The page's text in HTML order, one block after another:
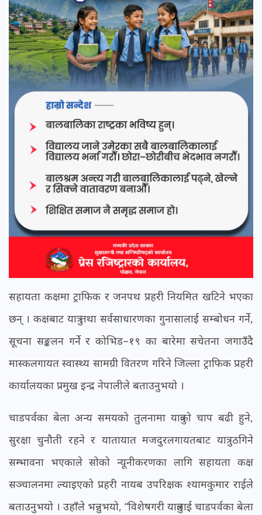
सहायता कक्षमा ट्राफिक र जनपथ प्रहरी नियमित खटिने भएका
छन् । कक्षबाट यात्रु तथा सर्वसाधारणका गुनासालाई सम्बोधन गर्ने,
सूचना सङ्कलन गर्ने र कोभिड–१९ का बारेमा सचेतना जगाउँदै
मास्कलगायत स्वास्थ्य सामग्री वितरण गरिने जिल्ला ट्राफिक प्रहरी
कार्यालयका प्रमुख इन्द्र नेपालीले बताउनुभयो ।
चाडपर्वका बेला अन्य समयको तुलनामा यात्रुको चाप बढी हुने,
सुरक्षा चुनौती रहने र यातायात मजदुरलगायतबाट यात्रु ठगिने
सम्भावना भएकाले सोको न्यूनीकरणका लागि सहायता कक्ष
सञ्चालनमा ल्याइएको प्रहरी नायब उपरिक्षक श्यामकुमार राईले
बताउनुभयो । उहाँले भन्नुभयो, “विशेषगरी यात्रुलाई चाडपर्वका बेला